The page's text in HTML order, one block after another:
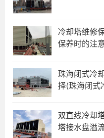
冷却塔维修
保养时的注
珠海闭式冷
择(珠海闭式
双直线冷却
塔接水盘溢